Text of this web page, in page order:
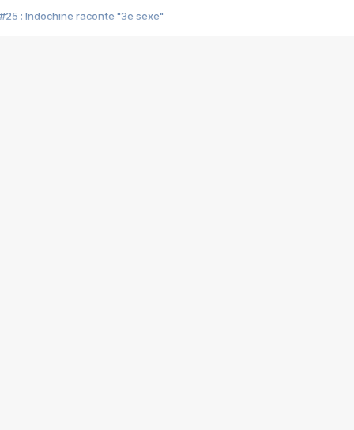
#25 : Indochine raconte "3e sexe"